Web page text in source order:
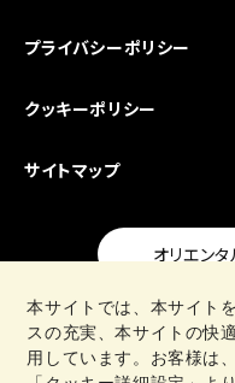
プライバシーポリシー
クッキーポリシー
サイトマップ
オリエン
本サイトでは、本サイト
スの充実、本サイトの快
用しています。お客様は